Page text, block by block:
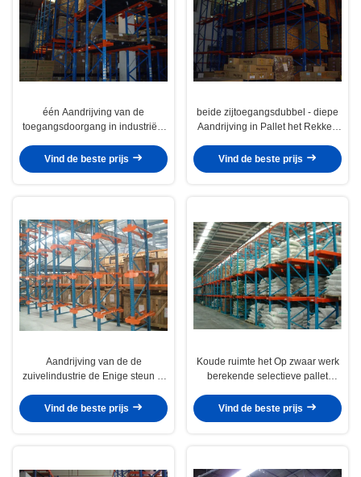
één Aandrijving van de
toegangsdoorgang in industriële
1500KG
Vind de beste prijs
beide zijtoegangsdubbel - diepe
Aandrijving in Pallet het Rekken
Vind de beste prijs
Aandrijving van de de
zuivelindustrie de Enige steun in
Vind de beste prijs
Koude ruimte het Op zwaar werk
berekende selectieve pallet
Vind de beste prijs